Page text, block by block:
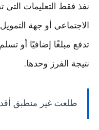
نفذ فقط التعليمات
الاجتماعي أو جهة
تدفع مبلغًا إضافيًا أو
نتيجة الفرز وحدها.
طلعت غير منطبق